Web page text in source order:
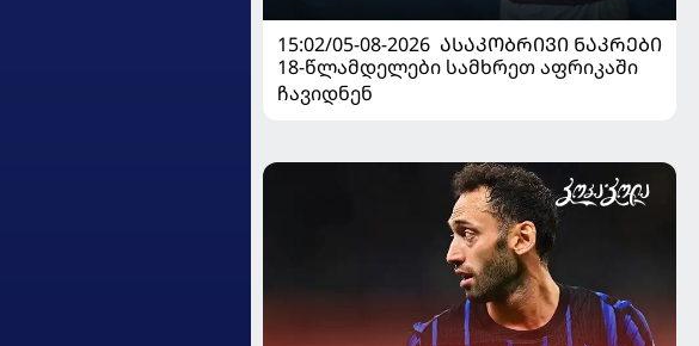
15:02/05-08-2026 ᲐᲡᲐᲙᲝᲑᲠᲘᲕᲘ ᲜᲐᲙᲠᲔᲑᲘ
18-წლამდელები სამხრეთ აფრიკაში
ჩავიდნენ